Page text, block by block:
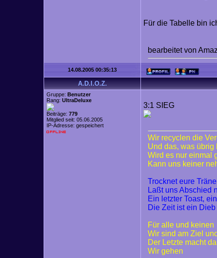
Für die Tabelle bin
bearbeitet von
14.08.2005 00:35:13
A.D.I.O.Z.
Gruppe: Benutzer
Rang: UltraDeluxe
Beiträge: 779
Mitglied seit: 05.06.2005
IP-Adresse: gespeichert
3:1 SIEG
Wir recyclen die
Und das, was übrig
Wird es nur einmal
Kann uns keiner
Trocknet eure
Laßt uns Abschied
Ein letzter Toast,
Die Zeit ist ein Dieb
Für alle und keinen
Wir sind am Ziel
Der Letzte macht
Wir gehen